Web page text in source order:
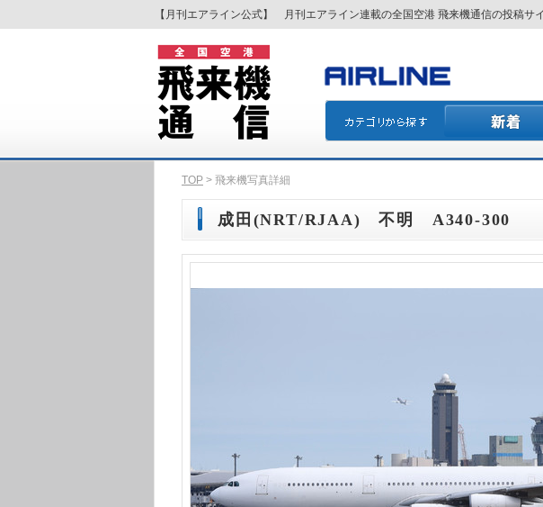
【月刊エアライン公式】 月刊エアライン連載の全国空港 飛来機通信の投稿サ
TOP > 飛来機写真詳細
成田(NRT/RJAA) 不明 A340-300